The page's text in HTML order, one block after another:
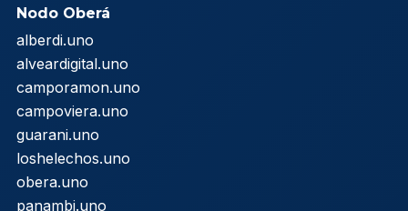
Nodo Oberá
alberdi.uno
alveardigital.uno
camporamon.uno
campoviera.uno
guarani.uno
loshelechos.uno
obera.uno
panambi.uno